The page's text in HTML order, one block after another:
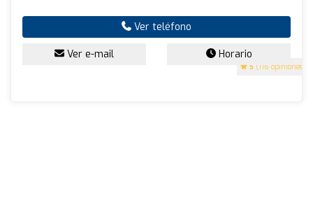
5 (116 opiniones)
Ver teléfono
Ver e-mail Horario